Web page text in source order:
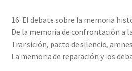
16. El debate sobre la memoria
De la memoria de confrontación a
Transición, pacto de silencio,
La memoria de reparación y los